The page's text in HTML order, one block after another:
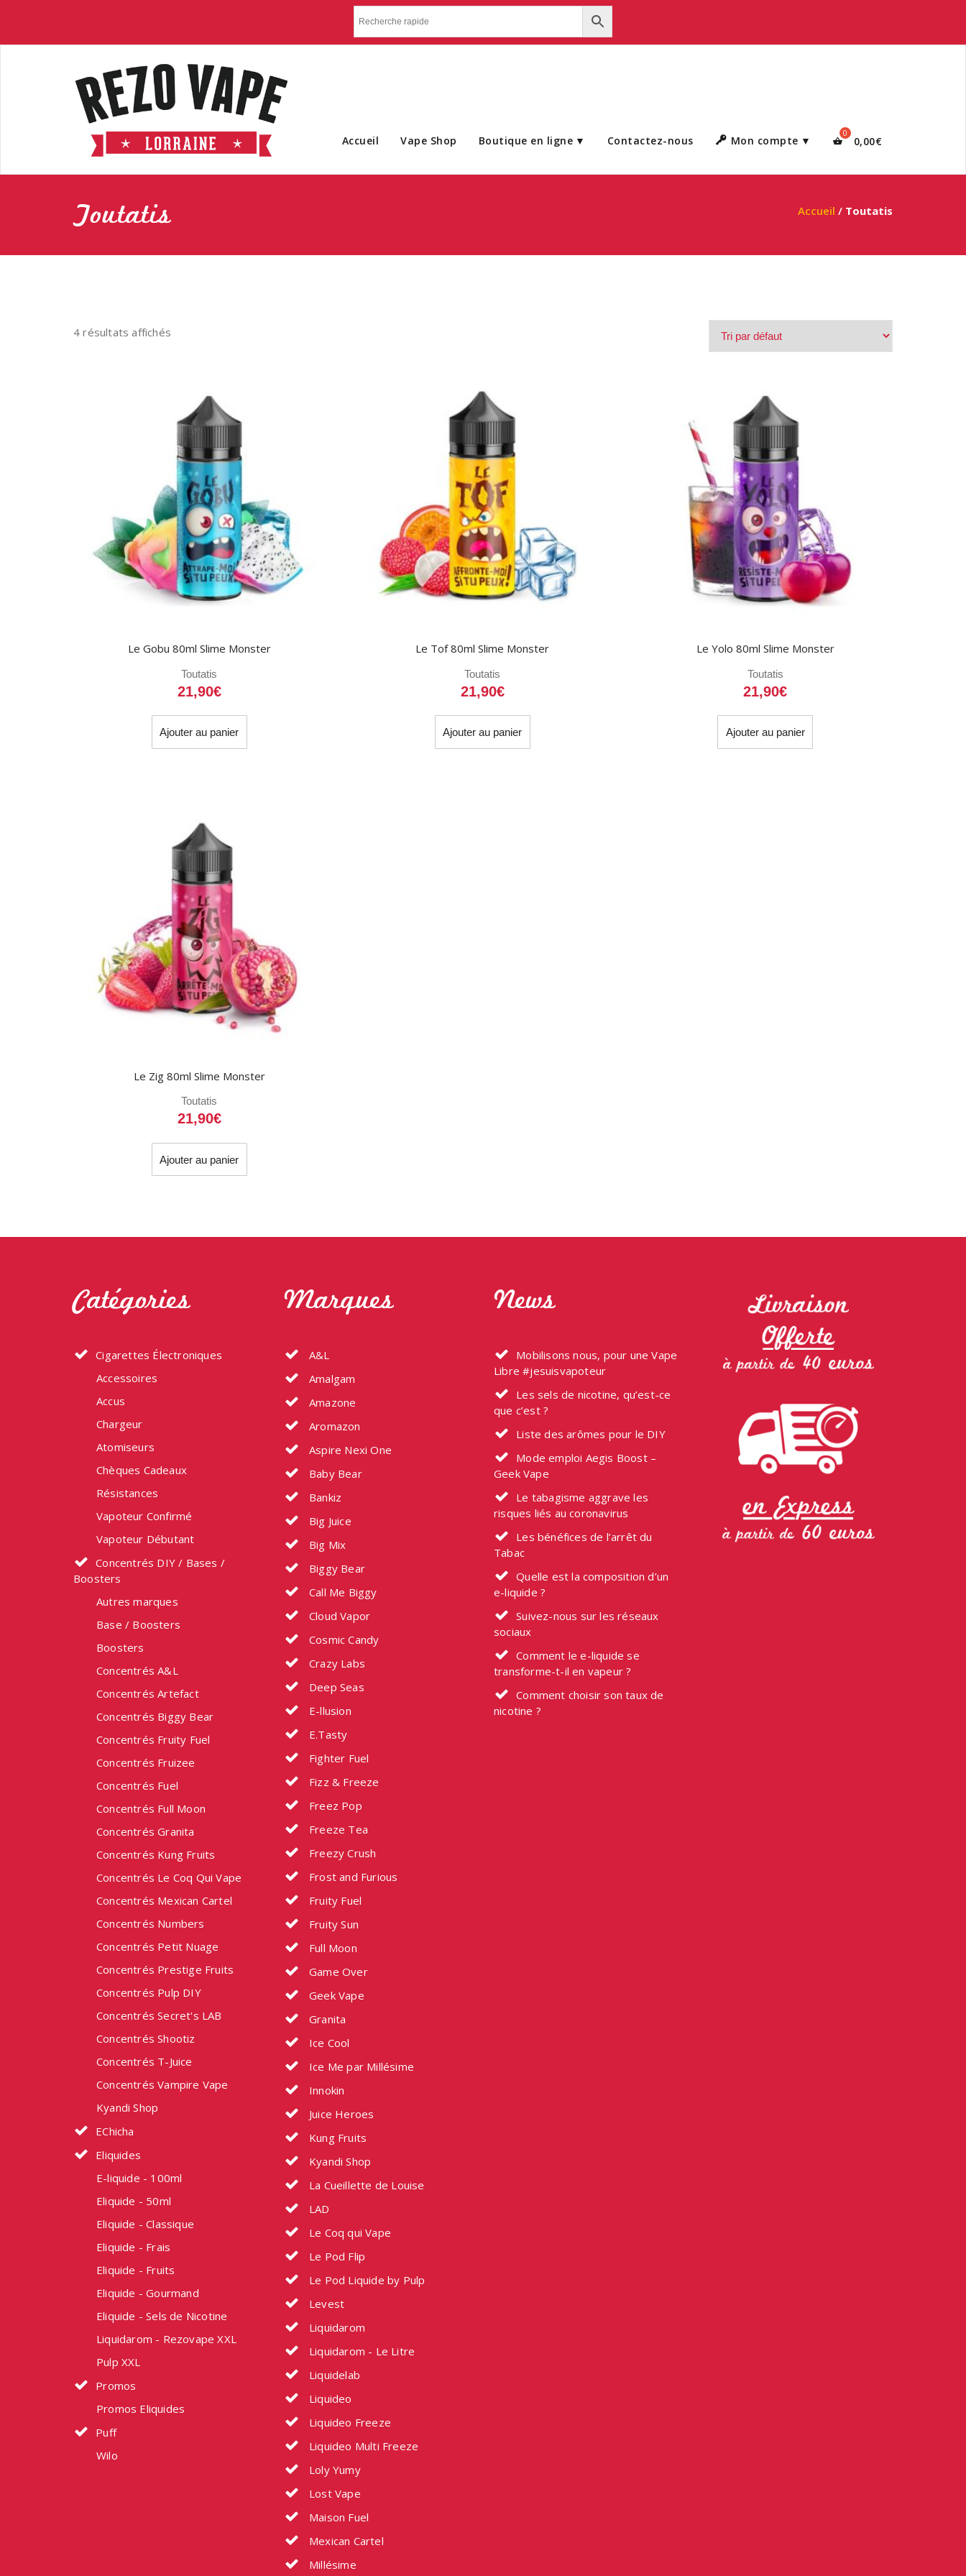
Accueil Vape Shop Boutique en ligne Contactez-nous Mon compte 0,00€
Toutatis Accueil / Toutatis
4 résultats affichés
Le Gobu 80ml Slime Monster
Toutatis
21,90€
Ajouter au panier
Le Tof 80ml Slime Monster
Toutatis
21,90€
Ajouter au panier
Le Yolo 80ml Slime Monster
Toutatis
21,90€
Ajouter au panier
Le Zig 80ml Slime Monster
Toutatis
21,90€
Ajouter au panier
Catégories
Cigarettes Électroniques
Accessoires
Accus
Chargeur
Atomiseurs
Chèques Cadeaux
Résistances
Vapoteur Confirmé
Vapoteur Débutant
Concentrés DIY / Bases /
Boosters
Autres marques
Base / Boosters
Boosters
Concentrés A&L
Concentrés Artefact
Concentrés Biggy Bear
Concentrés Fruity Fuel
Concentrés Fruizee
Concentrés Fuel
Concentrés Full Moon
Concentrés Granita
Concentrés Kung Fruits
Concentrés Le Coq Qui Vape
Concentrés Mexican Cartel
Concentrés Numbers
Concentrés Petit Nuage
Concentrés Prestige Fruits
Concentrés Pulp DIY
Concentrés Secret's LAB
Concentrés Shootiz
Concentrés T-Juice
Concentrés Vampire Vape
Kyandi Shop
EChicha
Eliquides
E-liquide - 100ml
Eliquide - 50ml
Eliquide - Classique
Eliquide - Frais
Eliquide - Fruits
Eliquide - Gourmand
Eliquide - Sels de Nicotine
Liquidarom - Rezovape XXL
Pulp XXL
Promos
Promos Eliquides
Puff
Wilo
Marques
A&L
Amalgam
Amazone
Aromazon
Aspire Nexi One
Baby Bear
Bankiz
Big Juice
Big Mix
Biggy Bear
Call Me Biggy
Cloud Vapor
Cosmic Candy
Crazy Labs
Deep Seas
E-llusion
E.Tasty
Fighter Fuel
Fizz & Freeze
Freez Pop
Freeze Tea
Freezy Crush
Frost and Furious
Fruity Fuel
Fruity Sun
Full Moon
Game Over
Geek Vape
Granita
Ice Cool
Ice Me par Millésime
Innokin
Juice Heroes
Kung Fruits
Kyandi Shop
La Cueillette de Louise
LAD
Le Coq qui Vape
Le Pod Flip
Le Pod Liquide by Pulp
Levest
Liquidarom
Liquidarom - Le Litre
Liquidelab
Liquideo
Liquideo Freeze
Liquideo Multi Freeze
Loly Yumy
Lost Vape
Maison Fuel
Mexican Cartel
Millésime
News
Mobilisons nous, pour une Vape
Libre #jesuisvapoteur
Les sels de nicotine, qu’est-ce
que c’est ?
Liste des arômes pour le DIY
Mode emploi Aegis Boost –
Geek Vape
Le tabagisme aggrave les
risques liés au coronavirus
Les bénéfices de l’arrêt du
Tabac
Quelle est la composition d’un
e-liquide ?
Suivez-nous sur les réseaux
sociaux
Comment le e-liquide se
transforme-t-il en vapeur ?
Comment choisir son taux de
nicotine ?